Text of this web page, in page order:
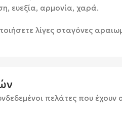
ευεξία, αρμονία, χαρά.
λίγες σταγόνες
πελάτες που